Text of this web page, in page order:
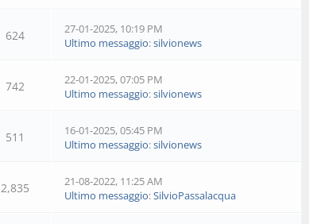
624
27-01-2025, 10:19 PM
Ultimo messaggio:silvionews
742
22-01-2025, 07:05 PM
Ultimo messaggio:silvionews
511
16-01-2025, 05:45 PM
Ultimo messaggio:silvionews
2,835
21-08-2022, 11:25 AM
Ultimo messaggio:SilvioPassalacqua